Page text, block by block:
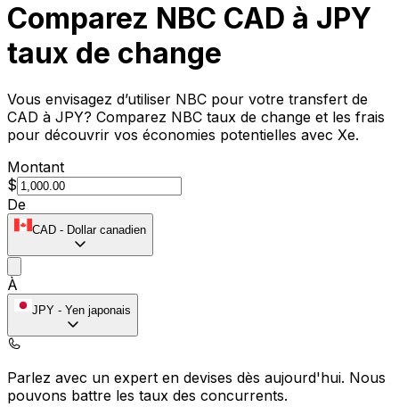
Comparez NBC CAD à JPY
taux de change
Vous envisagez d’utiliser NBC pour votre transfert de
CAD à JPY? Comparez NBC taux de change et les frais
pour découvrir vos économies potentielles avec Xe.
Montant
$
De
CAD - Dollar canadien
À
JPY - Yen japonais
Parlez avec un expert en devises dès aujourd'hui. Nous
pouvons battre les taux des concurrents.